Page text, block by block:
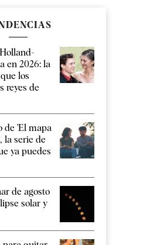
en 2026: la
los
reyes de
de 'El mapa
la serie de
ya puedes
de agosto
solar y